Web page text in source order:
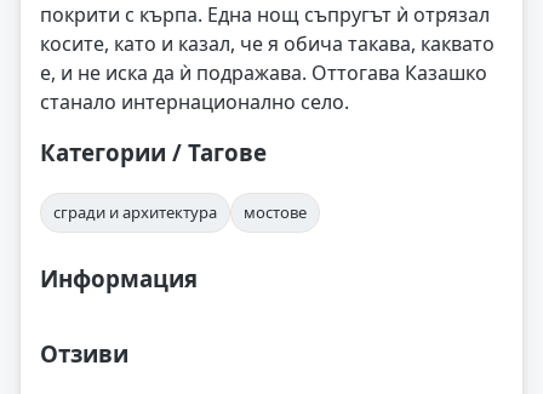
покрити с кърпа. Една нощ съпругът ѝ отрязал
косите, като и казал, че я обича такава, каквато
е, и не иска да ѝ подражава. Оттогава Казашко
станало интернационално село.
Категории / Тагове
сгради и архитектура мостове
Информация
Отзиви